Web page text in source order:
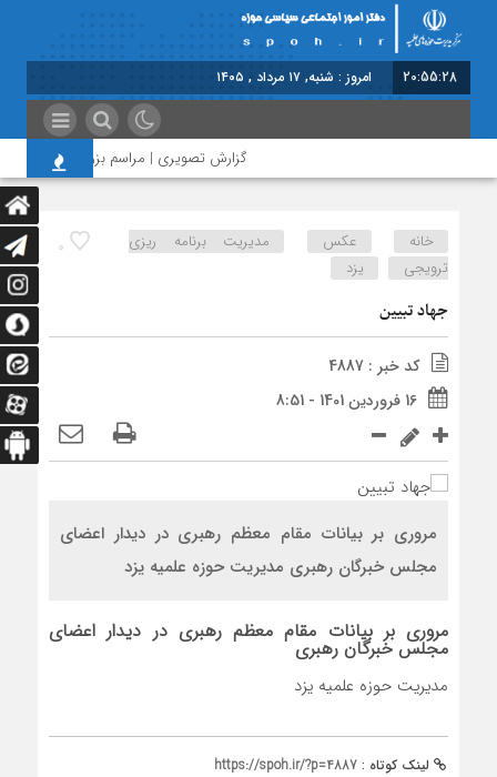
20:55:29 امروز : شنبه, ۱۷ مرداد , ۱۴۰۵
گزارش تصویری | مراسم بزرگداشت امام
0 خانه عکس
مدیریت برنامه ریزی
ترویجی
یزد
جهاد تبیین
کد خبر : 4887
16 فروردین 1401 - 8:51
مروری بر بیانات مقام معظم رهبری در دیدار اعضای
مجلس خبرگان رهبری مدیریت حوزه علمیه یزد
مروری بر بیانات مقام معظم رهبری در دیدار اعضای
مجلس خبرگان رهبری
مدیریت حوزه علمیه یزد
لینک کوتاه : https://spoh.ir/?p=4887